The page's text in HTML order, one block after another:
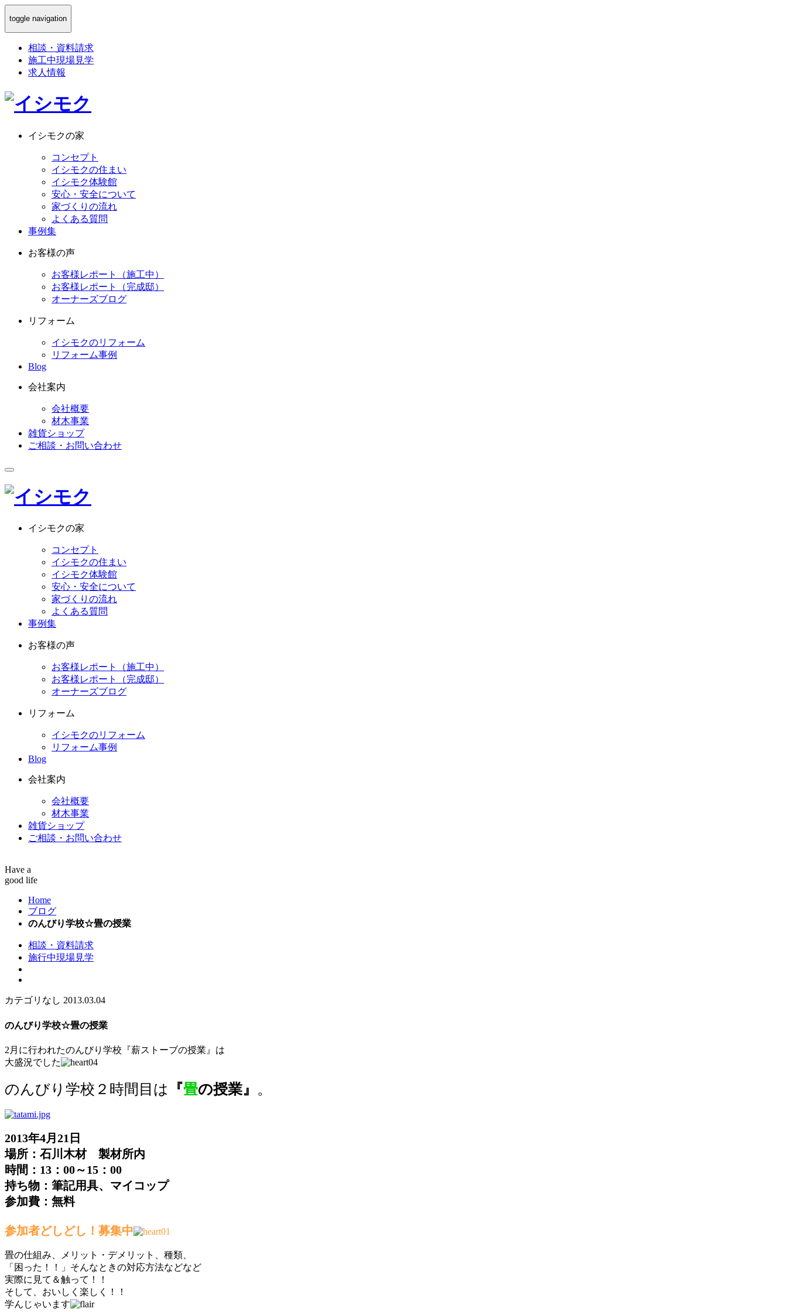
toggle navigation
相談 ・ 資料請求
施工中現場見学
求人情報
イシモクの家
コンセプト
イシモクの住まい
イシモク体験館
安心・安全について
家づくりの流れ
よくある質問
事例集
お客様の声
お客様レポート（施工中）
お客様レポート（完成邸）
オーナーズブログ
リフォーム
イシモクのリフォーム
リフォーム事例
Blog
会社案内
会社概要
材木事業
雑貨ショップ
ご相談・お問い合わせ
イシモクの家
コンセプト
イシモクの住まい
イシモク体験館
安心・安全について
家づくりの流れ
よくある質問
事例集
お客様の声
お客様レポート（施工中）
お客様レポート（完成邸）
オーナーズブログ
リフォーム
イシモクのリフォーム
リフォーム事例
Blog
会社案内
会社概要
材木事業
雑貨ショップ
ご相談・お問い合わせ
Have a
good life
Home
ブログ
のんびり学校☆畳の授業
相談・資料請求
施行中現場見学
カテゴリなし 2013.03.04
のんびり学校☆畳の授業
2月に行われたのんびり学校『薪ストーブの授業』は
大盛況でした
のんびり学校２時間目は 『畳の授業』 。
2013年4月21日
場所：石川木材 製材所内
時間：13：00～15：00
持ち物：筆記用具、マイコップ
参加費：無料
参加者どしどし！募集中
畳の仕組み、メリット・デメリット、種類、
「困った！！」そんなときの対応方法などなど
実際に見て＆触って！！
そして、おいしく楽しく！！
学んじゃいます